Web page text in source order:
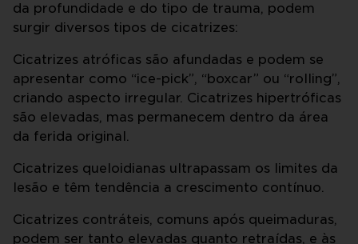
da profundidade e do tipo de trauma, podem
surgir diversos tipos de cicatrizes:
Cicatrizes atróficas são afundadas e podem se
apresentar como “ice-pick”, “boxcar” ou “rolling”,
criando aspecto irregular. Cicatrizes hipertróficas
são elevadas, mas permanecem dentro da área
da ferida original.
Cicatrizes queloidianas ultrapassam os limites da
lesão e têm tendência a crescimento contínuo.
Cicatrizes contráteis, comuns após queimaduras,
podem ser tanto elevadas quanto retraídas, e às